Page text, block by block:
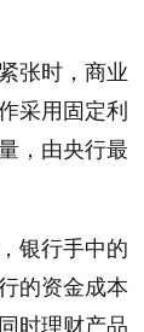
张时，商业
采用固定利
，由央行最
银行手中的
的资金成本
时理财产品